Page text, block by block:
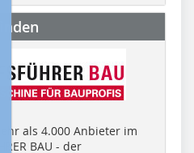
als 4.000 Anbieter im
BAU - der